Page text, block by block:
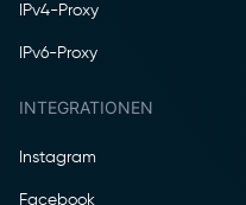
IPv4-Proxy
IPv6-Proxy
INTEGRATIONEN
Instagram
Facebook